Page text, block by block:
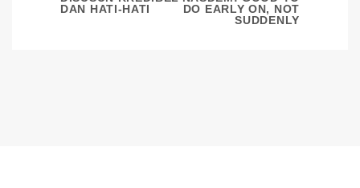
DAN HATI-HATI
DO EARLY ON, NOT
SUDDENLY